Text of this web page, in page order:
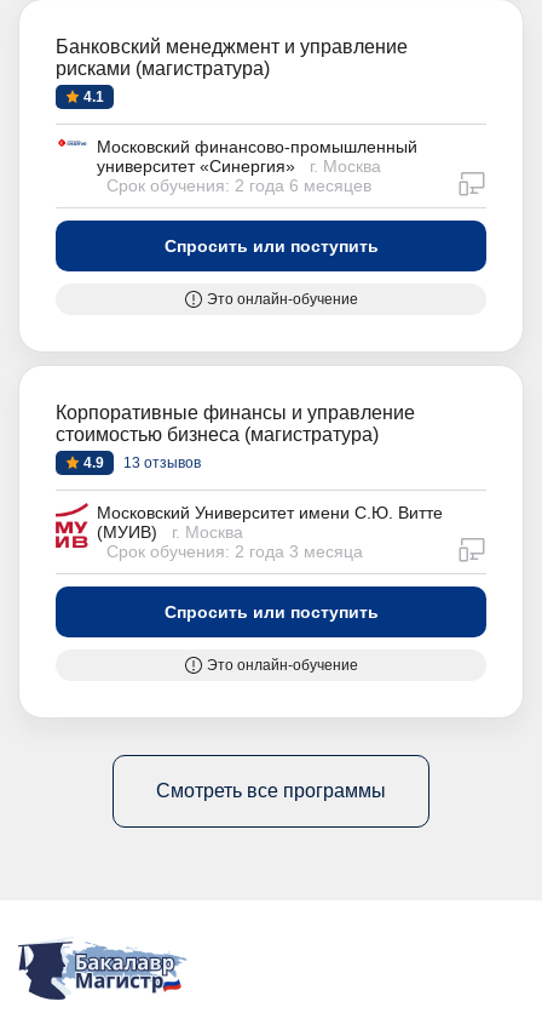
Банковский менеджмент и управление
рисками (магистратура)
4.1
Московский финансово-промышленный
университет «Синергия»
г. Москва
Срок обучения: 2 года 6 месяцев
Спросить или поступить
Это онлайн-обучение
Корпоративные финансы и управление
стоимостью бизнеса (магистратура)
4.9 13 отзывов
Московский Университет имени С.Ю. Витте
(МУИВ)
г. Москва
Срок обучения: 2 года 3 месяца
Спросить или поступить
Это онлайн-обучение
Смотреть все программы